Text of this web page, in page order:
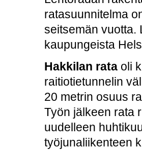
ratasuunnitelma
seitsemän vuotta.
kaupungeista
Hakkilan rata oli
raitiotietunnelin
20 metrin osuus
Työn jälkeen rata
uudelleen
työjunaliikenteen